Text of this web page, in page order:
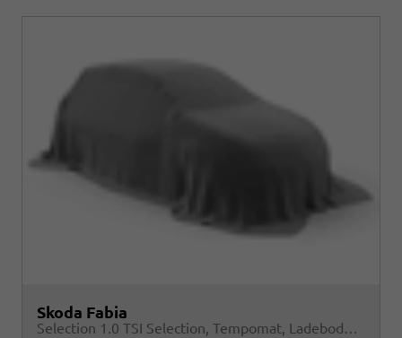
Skoda Fabia
Selection 1.0 TSI Selection, Tempomat, Ladeboden, Park, Winterpaket, SmartLink, 4-J Garantie